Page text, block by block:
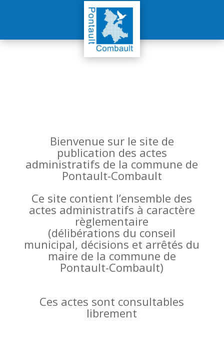
Bienvenue sur le site de
publication des actes
administratifs de la commune de
Pontault-Combault
Ce site contient l’ensemble des
actes administratifs à caractère
règlementaire
(délibérations du conseil
municipal, décisions et arrêtés du
maire de la commune de
Pontault-Combault)
Ces actes sont consultables
librement